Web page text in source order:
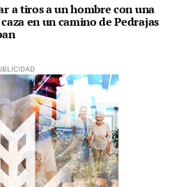
a tiros a un hombre con una
en un camino de Pedrajas